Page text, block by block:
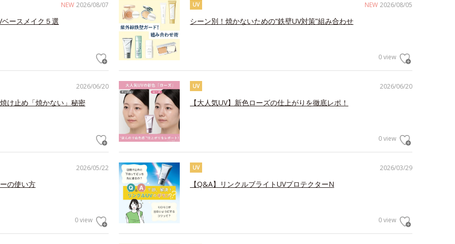
NEW 2026/08/07
ースメイク５選
NEW 2026/08/05
UV
シーン別！焼かないための“鉄壁UV対策”組み合わせ
0 view
2026/06/20
け止め「焼かない」秘密
2026/06/20
UV
【大人気UV】新色ローズの仕上がりを徹底レポ！
0 view
2026/05/22
の使い方
0 view
2026/03/29
UV
【Q&A】リンクルブライトUVプロテクターN
0 view